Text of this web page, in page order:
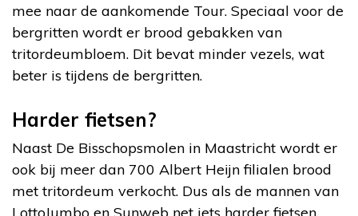
mee naar de aankomende Tour. Speciaal voor de
bergritten wordt er brood gebakken van
tritordeumbloem. Dit bevat minder vezels, wat
beter is tijdens de bergritten.
Harder fietsen?
Naast De Bisschopsmolen in Maastricht wordt er
ook bij meer dan 700 Albert Heijn filialen brood
met tritordeum verkocht. Dus als de mannen van
LottoJumbo en Sunweb net iets harder fietsen,